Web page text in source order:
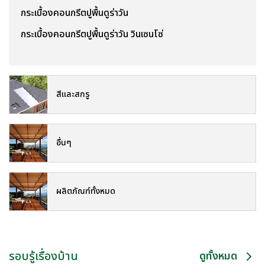
กระเบื้องคอนกรีตปูพื้นดูร่าวัน
กระเบื้องคอนกรีตปูพื้นดูร่าวัน วินเซนโซ่
สีและสกรู
อื่นๆ
ผลิตภัณฑ์ทั้งหมด
รอบรู้เรื่องบ้าน ดูทั้งหมด